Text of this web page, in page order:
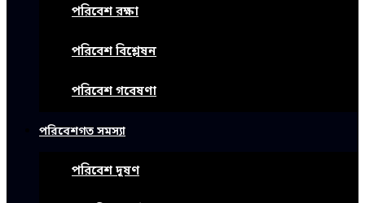
পরিবেশ রক্ষা
পরিবেশ বিশ্লেষন
পরিবেশ গবেষণা
পরিবেশগত সমস্যা
পরিবেশ দূষণ